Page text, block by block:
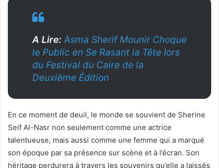
A Lire: Asma Sherif Mounir Choque
le Public en Se Rasant la Tête lors
du Festival du Caire de la
Deuxième Édition
En ce moment de deuil, le monde se souvient de Sherine
Seif Al-Nasr non seulement comme une actrice
talentueuse, mais aussi comme une femme qui a marqué
son époque par sa présence sur scène et à l’écran. Son
héritage perdurera à travers les souvenirs qu’elle a laissés